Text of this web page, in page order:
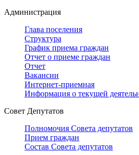
Администрация
Глава поселения
Структура
График приема граждан
Отчет о приеме граждан
Отчет
Вакансии
Интернет-приемная
Информация о текущей
Совет Депутатов
Полномочия Совета депутатов
Прием граждан
Состав Совета депутатов